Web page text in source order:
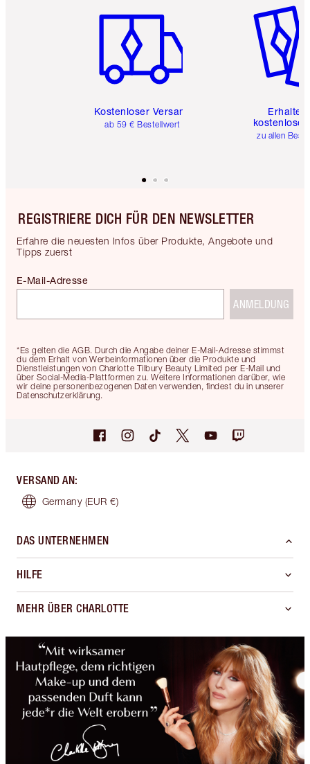
Kostenloser Versand
ab 59 € Bestellwert
Erhalte
kostenlose
zu allen
REGISTRIERE DICH FÜR DEN NEWSLETTER
Erfahre die neuesten Infos über Produkte, Angebote und
Tipps zuerst
*Es gelten die AGB. Durch die Angabe deiner E-Mail-Adresse stimmst
du dem Erhalt von Werbeinformationen über die Produkte und
Dienstleistungen von Charlotte Tilbury Beauty Limited per E-Mail und
über Social-Media-Plattformen zu. Weitere Informationen darüber, wie
wir deine personenbezogenen Daten verwenden, findest du in unserer
Datenschutzerklärung.
E-Mail-Adresse
ANMELDUNG
VERSAND AN:
Germany (EUR €)
DAS UNTERNEHMEN
HILFE
MEHR ÜBER CHARLOTTE